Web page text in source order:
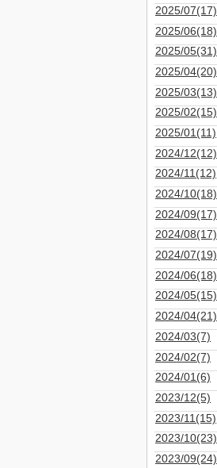
2025/07(17)
2025/06(18)
2025/05(31)
2025/04(20)
2025/03(13)
2025/02(15)
2025/01(11)
2024/12(12)
2024/11(12)
2024/10(18)
2024/09(17)
2024/08(17)
2024/07(19)
2024/06(18)
2024/05(15)
2024/04(21)
2024/03(7)
2024/02(7)
2024/01(6)
2023/12(5)
2023/11(15)
2023/10(23)
2023/09(24)